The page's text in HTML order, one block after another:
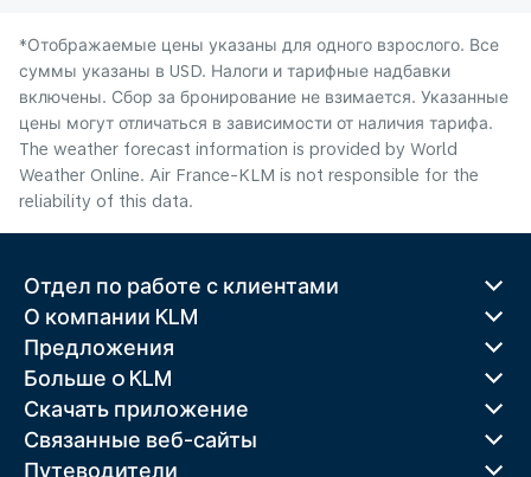
*Отображаемые цены указаны для одного взрослого. Все
суммы указаны в USD. Налоги и тарифные надбавки
включены. Сбор за бронирование не взимается. Указанные
цены могут отличаться в зависимости от наличия тарифа.
The weather forecast information is provided by World
Weather Online. Air France-KLM is not responsible for the
reliability of this data.
Отдел по работе с клиентами
О компании KLM
Предложения
Больше o KLM
Скачать приложение
Связанные веб-сайты
Путеводители